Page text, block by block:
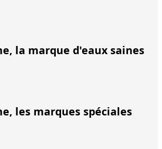
la marque d'eaux saines
les marques spéciales